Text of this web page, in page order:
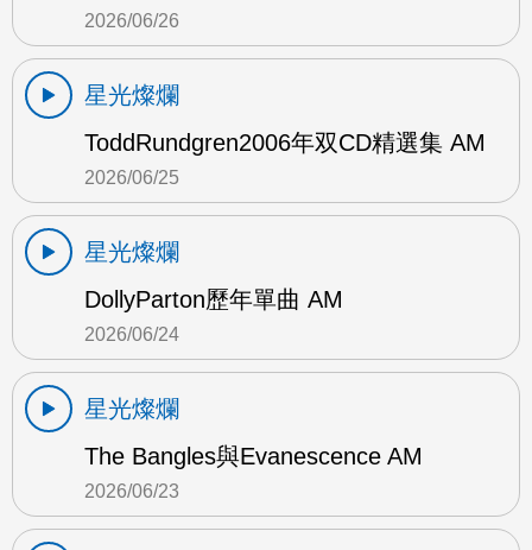
2026/06/26
星光燦爛
ToddRundgren2006年双CD精選集 AM
2026/06/25
星光燦爛
DollyParton歷年單曲 AM
2026/06/24
星光燦爛
The Bangles與Evanescence AM
2026/06/23